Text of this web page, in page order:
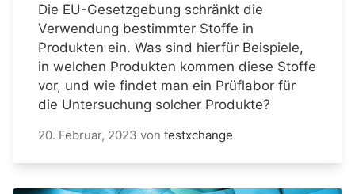
Die EU-Gesetzgebung schränkt die
Verwendung bestimmter Stoffe in
Produkten ein. Was sind hierfür Beispiele,
in welchen Produkten kommen diese Stoffe
vor, und wie findet man ein Prüflabor für
die Untersuchung solcher Produkte?
20. Februar, 2023 von testxchange